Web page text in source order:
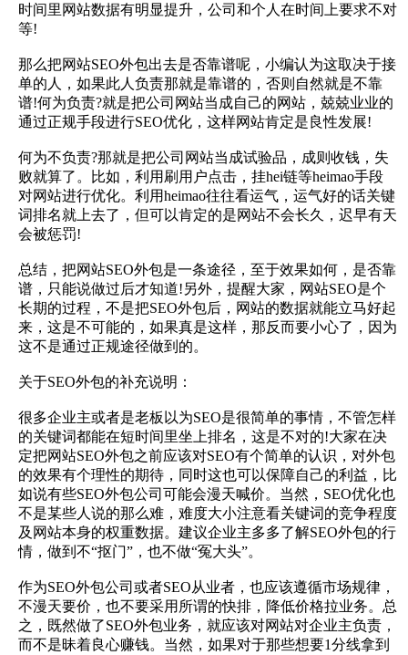
时间里网站数据有明显提升，公司和个人在时间上要求不对
等!
那么把网站SEO外包出去是否靠谱呢，小编认为这取决于接
单的人，如果此人负责那就是靠谱的，否则自然就是不靠
谱!何为负责?就是把公司网站当成自己的网站，兢兢业业的
通过正规手段进行SEO优化，这样网站肯定是良性发展!
何为不负责?那就是把公司网站当成试验品，成则收钱，失
败就算了。比如，利用刷用户点击，挂hei链等heimao手段
对网站进行优化。利用heimao往往看运气，运气好的话关键
词排名就上去了，但可以肯定的是网站不会长久，迟早有天
会被惩罚!
总结，把网站SEO外包是一条途径，至于效果如何，是否靠
谱，只能说做过后才知道!另外，提醒大家，网站SEO是个
长期的过程，不是把SEO外包后，网站的数据就能立马好起
来，这是不可能的，如果真是这样，那反而要小心了，因为
这不是通过正规途径做到的。
关于SEO外包的补充说明：
很多企业主或者是老板以为SEO是很简单的事情，不管怎样
的关键词都能在短时间里坐上排名，这是不对的!大家在决
定把网站SEO外包之前应该对SEO有个简单的认识，对外包
的效果有个理性的期待，同时这也可以保障自己的利益，比
如说有些SEO外包公司可能会漫天喊价。当然，SEO优化也
不是某些人说的那么难，难度大小注意看关键词的竞争程度
及网站本身的权重数据。建议企业主多多了解SEO外包的行
情，做到不“抠门”，也不做“冤大头”。
作为SEO外包公司或者SEO从业者，也应该遵循市场规律，
不漫天要价，也不要采用所谓的快排，降低价格拉业务。总
之，既然做了SEO外包业务，就应该对网站对企业主负责，
而不是昧着良心赚钱。当然，如果对于那些想要1分线拿到